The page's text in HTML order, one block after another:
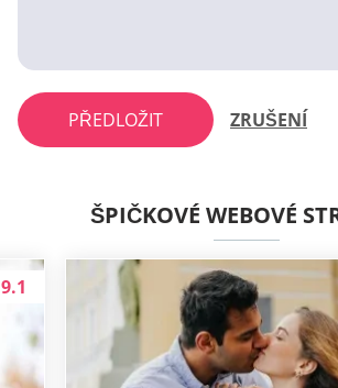
PŘEDLOŽIT ZRUŠENÍ
ŠPIČKOVÉ WEBOVÉ
9.1